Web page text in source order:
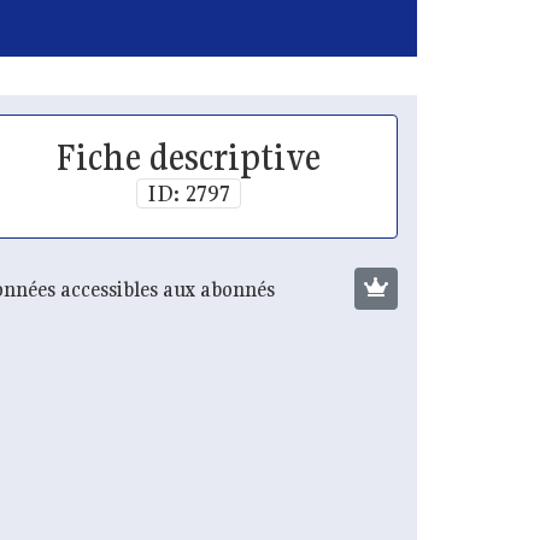
Fiche descriptive
ID: 2797
accessibles aux abonnés